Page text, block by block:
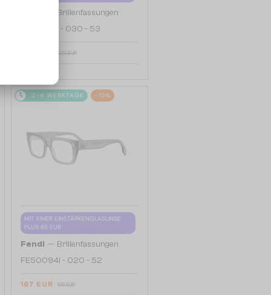
Brillenfassungen
FE50107F - 030 - 53
226 EUR
2-4 WERKTAGE -15%
MIT EINER EINSTÄRKENGLASLINSE
PLUS 65 EUR
Fendi — Brillenfassungen
FE50094I - 020 - 52
167 EUR 196 EUR